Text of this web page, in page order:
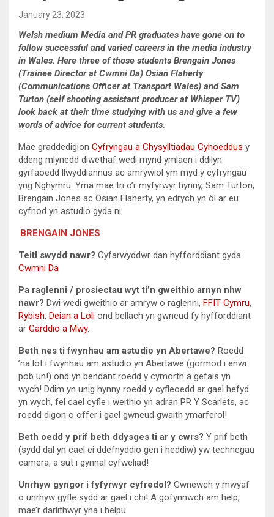
January 23, 2023
Welsh medium Media and PR graduates have gone on to
follow successful and varied careers in the media industry
in Wales. Here three of those students Brengain Jones
(Trainee Director at Cwmni Da) Osian Flaherty
(Communications Officer at Transport Wales) and Sam
Turton (self shooting assistant producer at Whisper TV)
look back at their time studying with us and give a few
words of advice for current students.
Mae graddedigion Cyfryngau a Chysylltiadau Cyhoeddus y
ddeng mlynedd diwethaf wedi mynd ymlaen i ddilyn
gyrfaoedd llwyddiannus ac amrywiol ym myd y cyfryngau
yng Nghymru. Yma mae tri o’r myfyrwyr hynny, Sam Turton,
Brengain Jones ac Osian Flaherty, yn edrych yn ôl ar eu
cyfnod yn astudio gyda ni.
BRENGAIN JONES
Teitl swydd nawr? Cyfarwyddwr dan hyfforddiant gyda
Cwmni Da
Pa raglenni / prosiectau wyt ti’n gweithio arnyn nhw
nawr? Dwi wedi gweithio ar amryw o raglenni, FFIT Cymru,
Rybish, Deian a Loli ond bellach yn gwneud fy hyfforddiant
ar Garddio a Mwy.
Beth nes ti fwynhau am astudio yn Abertawe? Roedd
’na lot i fwynhau am astudio yn Abertawe (gormod i enwi
pob un!) ond yn bendant roedd y cymorth a gefais yn
wych! Ddim yn unig hynny roedd y cyfleoedd ar gael hefyd
yn wych, fel cael cyfle i weithio yn adran PR Y Scarlets, ac
roedd digon o offer i gael gwneud gwaith ymarferol!
Beth oedd y prif beth ddysges ti ar y cwrs? Y prif beth
(sydd dal yn cael ei ddefnyddio gen i heddiw) yw technegau
camera, a sut i gynnal cyfweliad!
Unrhyw gyngor i fyfyrwyr cyfredol? Gwnewch y mwyaf
o unrhyw gyfle sydd ar gael i chi! A gofynnwch am help,
mae’r darlithwyr yna i helpu.